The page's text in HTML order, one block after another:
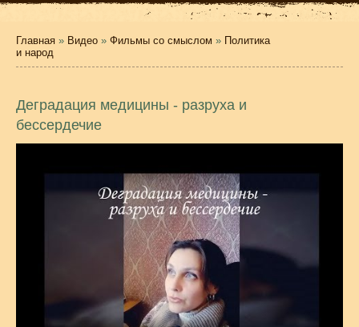
Главная » Видео » Фильмы со смыслом » Политика
и народ
Деградация медицины - разруха и
бессердечие